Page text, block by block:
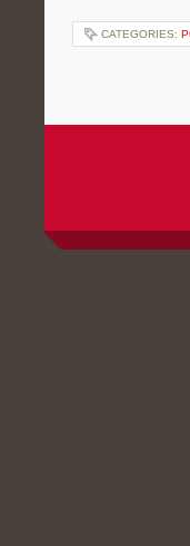
CATEGORIES: